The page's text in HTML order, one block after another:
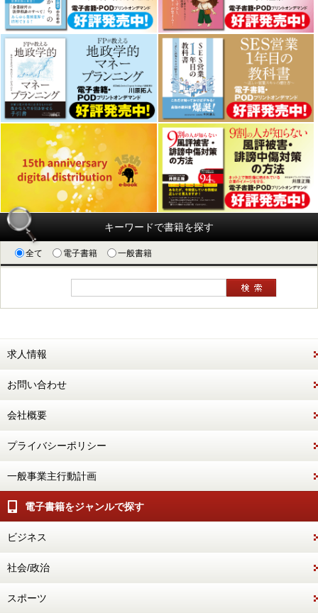
キーワードで書籍を探す
全て 電子書籍 一般書籍
求人情報
お問い合わせ
会社概要
プライバシーポリシー
一般事業主行動計画
電子書籍をジャンルで探す
ビジネス
社会/政治
スポーツ